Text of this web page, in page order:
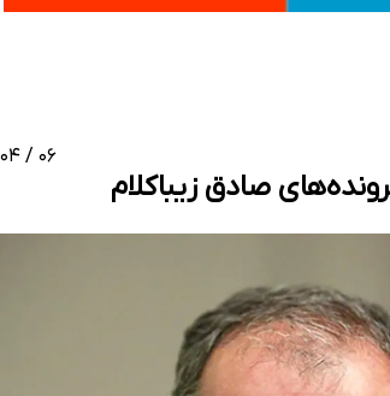
۰۶ / ۰۴ / ۱۴۰۵ - ۱۰:۴۲:۴۱
صادق زیباکلام